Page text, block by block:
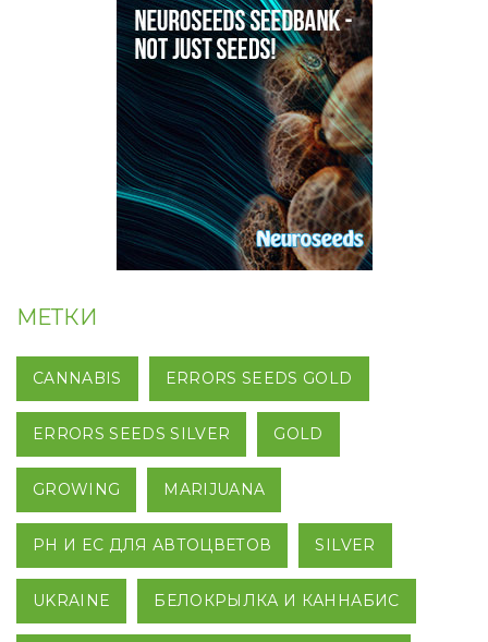
МЕТКИ
CANNABIS ERRORS SEEDS GOLD
ERRORS SEEDS SILVER GOLD
GROWING MARIJUANA
PH И EC ДЛЯ АВТОЦВЕТОВ SILVER
UKRAINE БЕЛОКРЫЛКА И КАННАБИС